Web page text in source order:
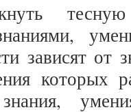
зависят от
которых